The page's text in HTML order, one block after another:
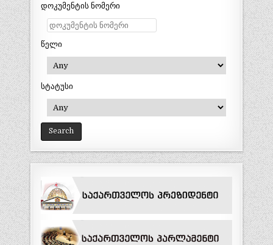
დოკუმენტის ნომერი
წელი
სტატუსი